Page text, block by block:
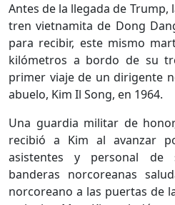
Antes de la llegada de
tren vietnamita de Dong
para recibir, este mismo
kilómetros a bordo de su
primer viaje de un dirigente
abuelo, Kim Il Song, en 1964.
Una guardia militar de
recibió a Kim al avanzar
asistentes y personal de
banderas norcoreanas
norcoreano a las puertas de